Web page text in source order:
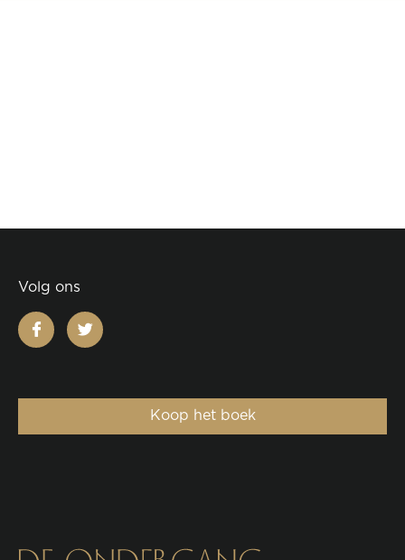
Volg ons
facebooktwitter
Koop het boek